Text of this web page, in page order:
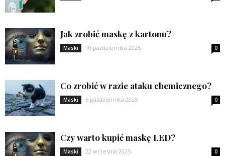
Jak zrobić maskę z kartonu?
Maski 10 października 2025 0
Co zrobić w razie ataku chemicznego?
Maski 5 października 2025 0
Czy warto kupić maskę LED?
Maski 22 września 2025 0